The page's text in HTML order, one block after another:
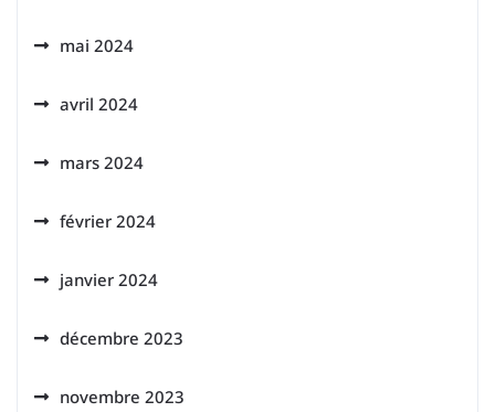
mai 2024
avril 2024
mars 2024
février 2024
janvier 2024
décembre 2023
novembre 2023